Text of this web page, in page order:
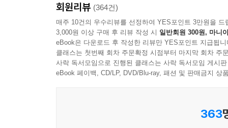
『창문 넘어 도망친 100세 노인』은 1905년 스
작품이다. 급변하는 현대사의 주요 장면마다 본
현장 속으로 빨려 들어가게 한다. 계속되는 우연
어느새 이데올로기란 무엇인지, 종교란 무엇인
작품이다.
이 작품은 이제 막 백 세가 된 노인 알란이 백 번
회원리뷰 (364건)
매주 10건의 우수리뷰를 선정하여 YES포인트 3만원을 드
3,000원 이상 구매 후 리뷰 작성 시 일반회원 300원, 마니
eBook은 다운로드 후 작성한 리뷰만 YES포인트 지급됩니
클래스는 첫번째 회차 주문확정 시점부터 마지막 회차 주
사락 독서모임으로 진행된 클래스는 사락 독서모임 게시
eBook 페이백, CD/LP, DVD/Blu-ray, 패션 및 판매금지 상
363